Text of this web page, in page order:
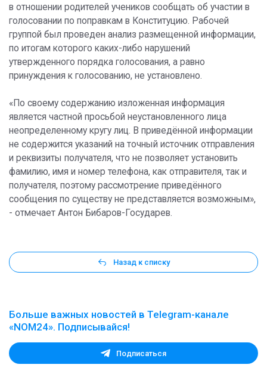
в отношении родителей учеников сообщать об участии в
голосовании по поправкам в Конституцию. Рабочей
группой был проведен анализ размещенной информации,
по итогам которого каких-либо нарушений
утвержденного порядка голосования, а равно
принуждения к голосованию, не установлено.
«По своему содержанию изложенная информация
является частной просьбой неустановленного лица
неопределенному кругу лиц. В приведённой информации
не содержится указаний на точный источник отправления
и реквизиты получателя, что не позволяет установить
фамилию, имя и номер телефона, как отправителя, так и
получателя, поэтому рассмотрение приведённого
сообщения по существу не представляется возможным»,
- отмечает Антон Бибаров-Государев.
Назад к списку
Больше важных новостей в Telegram-канале
«NOM24». Подписывайся!
Подписаться